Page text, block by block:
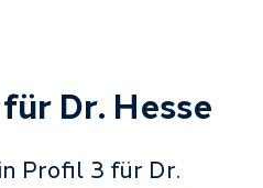
Dr. Hesse
Profil 3 für Dr.